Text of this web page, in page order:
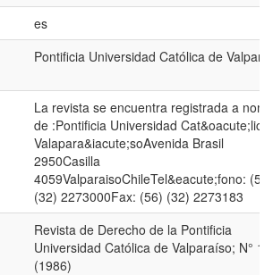
es
Pontificia Universidad Católica de
La revista se encuentra registrada a
de :Pontificia Universidad Cat&oacute;lica
Valapara&iacute;soAvenida Brasil
2950Casilla
4059ValparaisoChileTel&eacute;fono: (56)
(32) 2273000Fax: (56) (32) 2273183
Revista de Derecho de la Pontificia
Universidad Católica de Valparaíso; N° 10
(1986)